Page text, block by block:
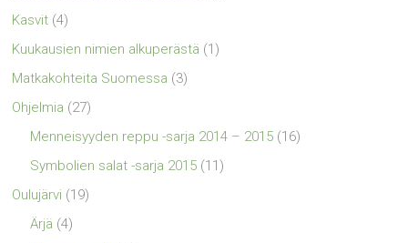
Kasvit (4)
Kuukausien nimien alkuperästä (1)
Matkakohteita Suomessa (3)
Ohjelmia (27)
Menneisyyden reppu -sarja 2014 – 2015 (16)
Symbolien salat -sarja 2015 (11)
Oulujärvi (19)
Ärjä (4)